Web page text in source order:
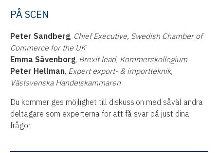
PÅ SCEN
Peter Sandberg, Chief Executive, Swedish Chamber of
Commerce for the UK
Emma Sävenborg, Brexit lead, Kommerskollegium
Peter Hellman, Expert export- & importteknik,
Västsvenska Handelskammaren
Du kommer ges möjlighet till diskussion med såväl andra
deltagare som experterna för att få svar på just dina
frågor.